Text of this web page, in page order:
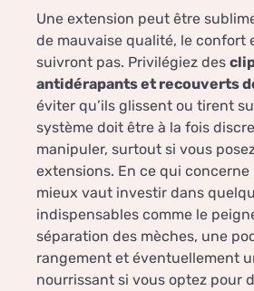
Une extension peut être
de mauvaise qualité, le confort
suivront pas. Privilégiez des
antidérapants et recouverts
éviter qu’ils glissent ou tirent
système doit être à la fois
manipuler, surtout si vous
extensions. En ce qui concerne
mieux vaut investir dans
indispensables comme le
séparation des mèches, une
rangement et éventuellement
nourrissant si vous optez pour